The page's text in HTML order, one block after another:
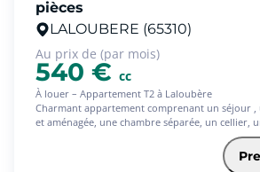
pièces
LALOUBERE (65310)
Au prix de (par mois)
540 € cc
À louer – Appartement T2 à Laloubère
Charmant appartement comprenant un séjour ,
et aménagée, une chambre séparée, un cellier,
Le logement dispose également d'un chauffage
d'une cave et d'une place de parking privative.